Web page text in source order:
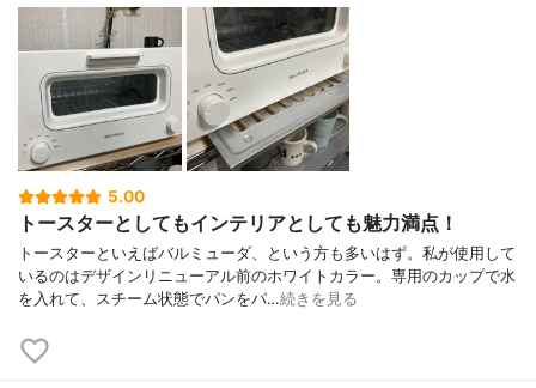
5.00
トースターとしてもインテリアとしても魅力満点！
トースターといえばバルミューダ、という方も多いはず。私が使用して
いるのはデザインリニューアル前のホワイトカラー。専用のカップで水
を入れて、スチーム状態でパンをパ…続きを見る